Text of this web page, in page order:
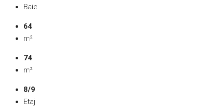
Baie
64
m²
74
m²
8/9
Etaj